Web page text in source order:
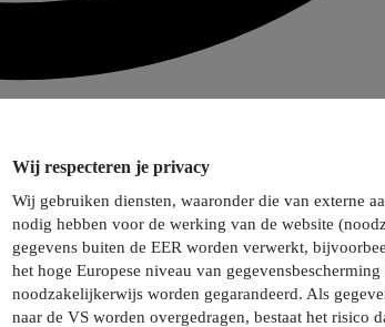
Wij respecteren je privacy
Wij gebruiken diensten, waaronder die van externe
nodig hebben voor de werking van de website
gegevens buiten de EER worden verwerkt,
het hoge Europese niveau van
noodzakelijkerwijs worden gegarandeerd. Als
naar de VS worden overgedragen, bestaat het risico